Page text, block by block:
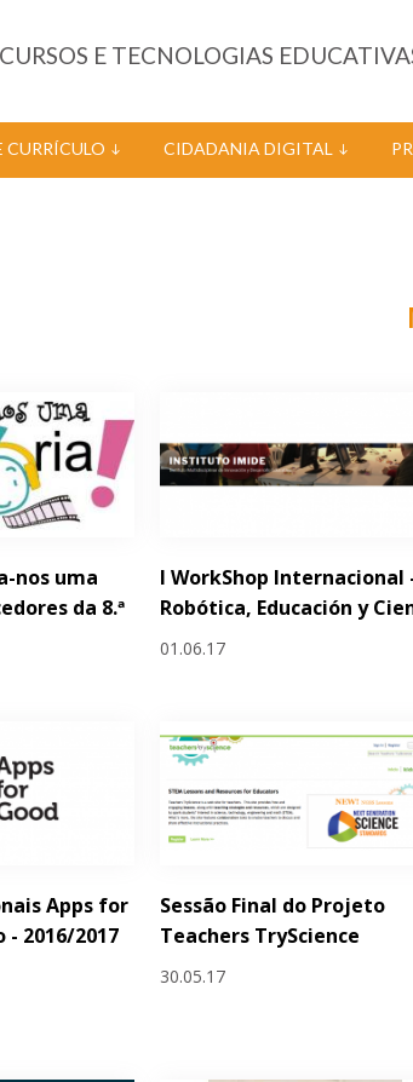
E TECNOLOGIAS
CURRÍCULO CIDADANIA DIGITAL
nos uma
da 8.ª
I WorkShop Internacional
Robótica, Educación y
01.06.17
Apps for
- 2016/2017
Sessão Final do Projeto
Teachers TryScience
30.05.17